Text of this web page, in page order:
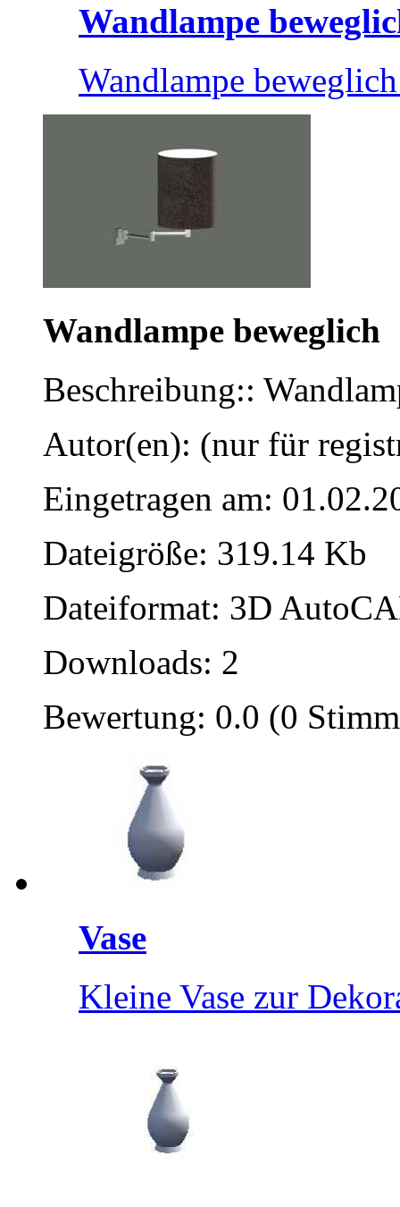
Wandlampe
Wandlampe
Wandlampe beweglich
Beschreibung::
Autor(en): (nur für
Eingetragen am:
Dateigröße: 319.14 Kb
Dateiformat: 3D
Downloads: 2
Bewertung: 0.0 (0
Vase
Kleine Vase zur